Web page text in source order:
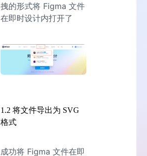
拽的形式将 Figma 文件
在即时设计内打开了
1.2 将文件导出为 SVG
格式
成功将 Figma 文件在即